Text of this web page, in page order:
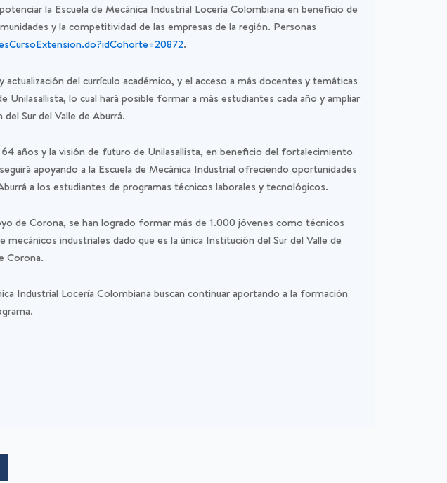
la Escuela de Mecánica Industrial Locería Colombiana en beneficio de
y la competitividad de las empresas de la región. Personas
.
del currículo académico, y el acceso a más docentes y temáticas
lo cual hará posible formar a más estudiantes cada año y ampliar
Sur del Valle de Aburrá.
años y la visión de futuro de Unilasallista, en beneficio del fortalecimiento
apoyando a la Escuela de Mecánica Industrial ofreciendo oportunidades
a los estudiantes de programas técnicos laborales y tecnológicos.
de Corona, se han logrado formar más de 1.000 jóvenes como técnicos
industriales dado que es la única Institución del Sur del Valle de
Corona.
Industrial Locería Colombiana buscan continuar aportando a la formación